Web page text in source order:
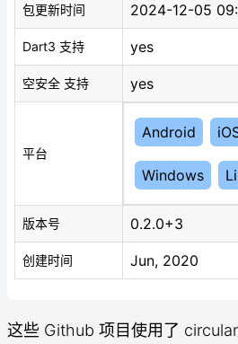
包更新时间 2024-12-05
Dart3 支持 yes
空安全 支持 yes
平台
Android
Windows
版本号 0.2.0+3
创建时间 Jun, 2020
这些 Github 项目使用了